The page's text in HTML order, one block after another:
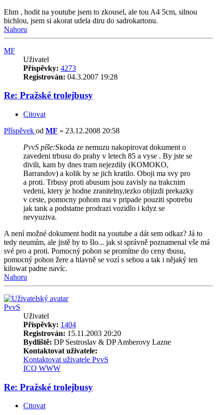
Ehm , hodit na youtube jsem to zkousel, ale tou A4 5cm, silnou
bichlou, jsem si akorat udela diru do sadrokartonu.
Nahoru
MF
Uživatel
Příspěvky: 4273
Registrován: 04.3.2007 19:28
Re: Pražské trolejbusy
Citovat
Příspěvek od MF » 23.12.2008 20:58
PvvS píše:Skoda ze nemuzu nakopirovat dokument o
zavedeni trbusu do prahy v letech 85 a vyse . By jste se
divili, kam by dnes tram nejezdily (KOMOKO,
Barrandov) a kolik by se jich kratilo. Oboji ma svy pro
a proti. Trbusy proti abusum jsou zavisly na trakcnim
vedeni, ktery je hodne zranitelny,tezko objizdi prekazky
v ceste, pomocny pohom ma v pripade pouziti spotrebu
jak tank a podstatne prodrazi vozidlo i kdyz se
nevyuziva.
A není možné dokument hodit na youtube a dát sem odkaz? Já to
tedy neumím, ale jistě by to šlo... jak si správně poznamenal vše má
své pro a proti. Pomocný pohon se promítne do ceny tbusu,
pomocný pohon žere a hlavně se vozí s sebou a tak i nějaký ten
kilowat padne navíc.
Nahoru
PvvS
Uživatel
Příspěvky: 1404
Registrován: 15.11.2003 20:20
Bydliště: DP Sestroslav & DP Amberovy Lazne
Kontaktovat uživatele:
Kontaktovat uživatele PvvS
ICQ WWW
Re: Pražské trolejbusy
Citovat